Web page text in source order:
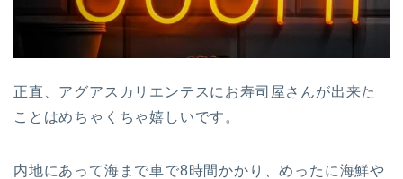
正直、アグアスカリエンテスにお寿司屋さんが出来た
ことはめちゃくちゃ嬉しいです。
内地にあって海まで車で8時間かかり、めったに海鮮や